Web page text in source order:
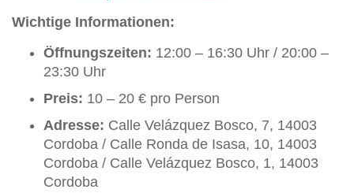
Wichtige Informationen:
Öffnungszeiten: 12:00 – 16:30 Uhr / 20:00 –
23:30 Uhr
Preis: 10 – 20 € pro Person
Adresse: Calle Velázquez Bosco, 7, 14003
Cordoba / Calle Ronda de Isasa, 10, 14003
Cordoba / Calle Velázquez Bosco, 1, 14003
Cordoba